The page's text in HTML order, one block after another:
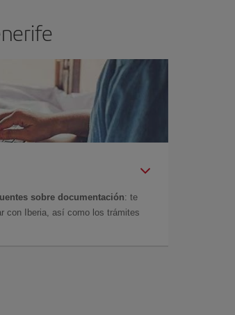
sobre documentación: te
con Iberia, así como los trámites